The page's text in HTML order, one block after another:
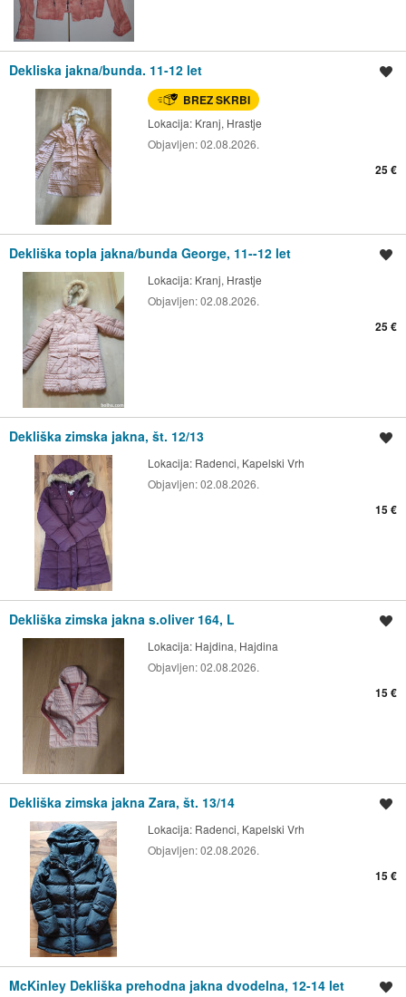
Dekliska jakna/bunda. 11-12 let
BREZ SKRBI
Lokacija: Kranj, Hrastje
Objavljen:02.08.2026.
25 €
Dekliška topla jakna/bunda George, 11--12 let
Lokacija: Kranj, Hrastje
Objavljen:02.08.2026.
25 €
Dekliška zimska jakna, št. 12/13
Lokacija: Radenci, Kapelski Vrh
Objavljen:02.08.2026.
15 €
Dekliška zimska jakna s.oliver 164, L
Lokacija: Hajdina, Hajdina
Objavljen:02.08.2026.
15 €
Dekliška zimska jakna Zara, št. 13/14
Lokacija: Radenci, Kapelski Vrh
Objavljen:02.08.2026.
15 €
McKinley Dekliška prehodna jakna dvodelna, 12-14 let